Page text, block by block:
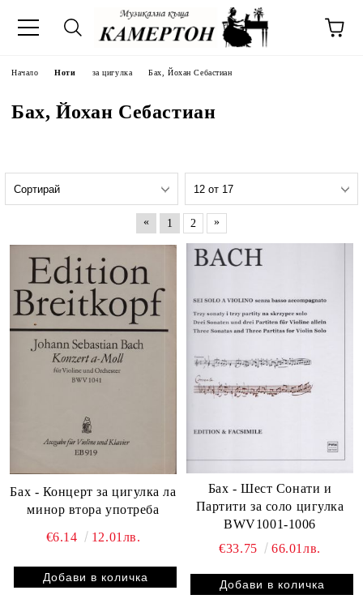
Начало Ноти за цигулка Бах, Йохан Себастиан
Бах, Йохан Себастиан
« 1 2 »
Бах - Концерт за цигулка ла
минор втора употреба
€6.14 12.01лв.
Бах - Шест Сонати и
Партити за соло цигулка
BWV1001-1006
€33.75
66.01лв.